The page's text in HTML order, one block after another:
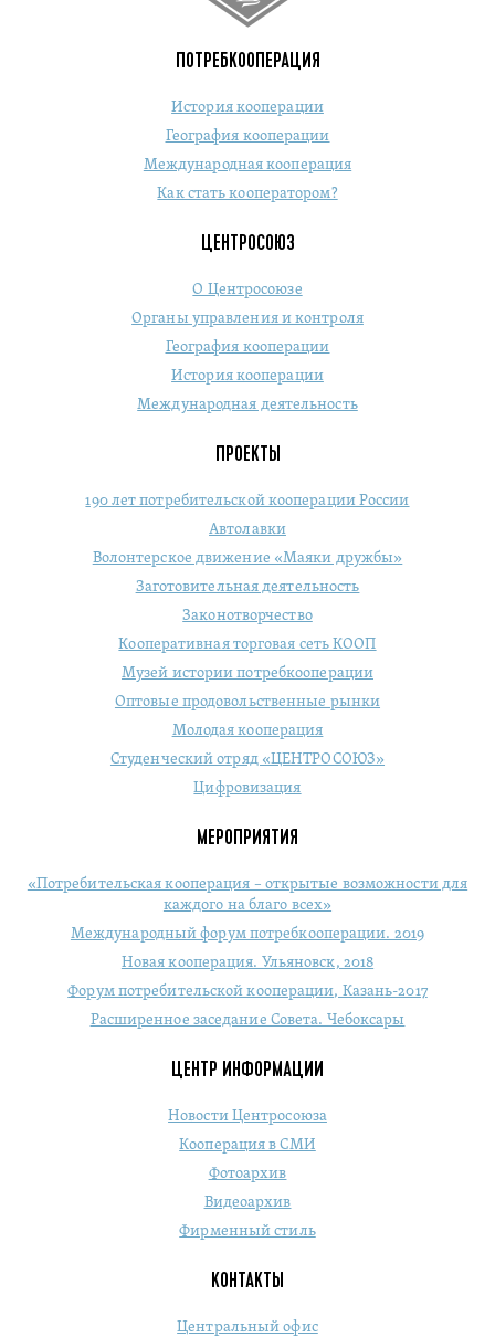
ПОТРЕБКООПЕРАЦИЯ
История кооперации
География кооперации
Международная кооперация
Как стать кооператором?
ЦЕНТРОСОЮЗ
О Центросоюзе
Органы управления и контроля
География кооперации
История кооперации
Международная деятельность
ПРОЕКТЫ
190 лет потребительской кооперации России
Автолавки
Волонтерское движение «Маяки дружбы»
Заготовительная деятельность
Законотворчество
Кооперативная торговая сеть КООП
Музей истории потребкооперации
Оптовые продовольственные рынки
Молодая кооперация
Студенческий отряд «ЦЕНТРОСОЮЗ»
Цифровизация
МЕРОПРИЯТИЯ
«Потребительская кооперация – открытые возможности для
каждого на благо всех»
Международный форум потребкооперации. 2019
Новая кооперация. Ульяновск, 2018
Форум потребительской кооперации, Казань-2017
Расширенное заседание Совета. Чебоксары
ЦЕНТР ИНФОРМАЦИИ
Новости Центросоюза
Кооперация в СМИ
Фотоархив
Видеоархив
Фирменный стиль
КОНТАКТЫ
Центральный офис